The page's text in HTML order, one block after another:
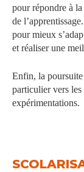
pour répondre à
de
pour mieux
et réaliser une
Enfin, la poursuite
particulier vers les
expérimentations.